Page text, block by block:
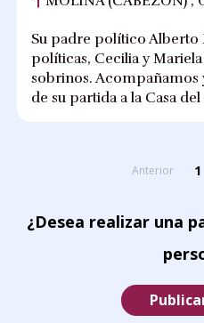
Su padre político Alberto
políticas, Cecilia y
sobrinos.
de su partida a la Casa
Anterior 1
¿Desea realizar una